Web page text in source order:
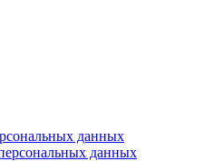
данных
данных